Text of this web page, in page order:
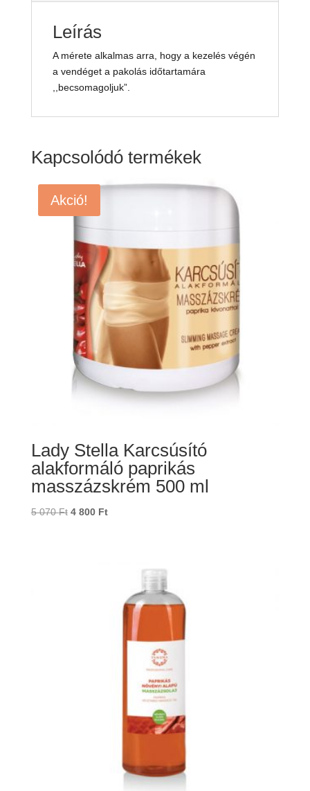
cm.
mennyiség
Leírás
A mérete alkalmas arra, hogy a kezelés végén
a vendéget a pakolás időtartamára
,,becsomagoljuk”.
Kapcsolódó termékek
Akció!
Lady Stella Karcsúsító
alakformáló paprikás
masszázskrém 500 ml
5 070Ft Original
4 800 FtCurrent